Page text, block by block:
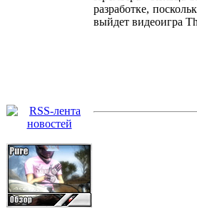
разработке,
выйдет видеоигра